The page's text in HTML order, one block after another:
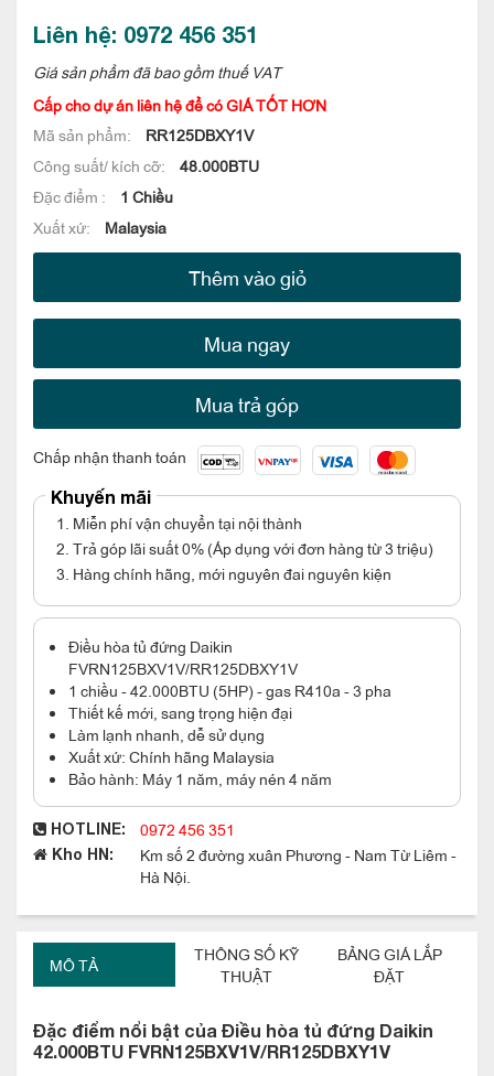
Liên hệ: 0972 456 351
Giá sản phẩm đã bao gồm thuế VAT
Cấp cho dự án liên hệ để có GIÁ TỐT HƠN
Mã sản phẩm:
RR125DBXY1V
Công suất/ kích cỡ:
48.000BTU
Đặc điểm :
1 Chiều
Xuất xứ:
Malaysia
Thêm vào giỏ
Mua ngay
Mua trả góp
Chấp nhận thanh toán
Khuyến mãi
1. Miễn phí vận chuyển tại nội thành
2. Trả góp lãi suất 0% (Áp dụng với đơn hàng từ 3 triệu)
3. Hàng chính hãng, mới nguyên đai nguyên kiện
Điều hòa tủ đứng Daikin
FVRN125BXV1V/RR125DBXY1V
1 chiều - 42.000BTU (5HP) - gas R410a - 3 pha
Thiết kế mới, sang trọng hiện đại
Làm lạnh nhanh, dễ sử dụng
Xuất xứ: Chính hãng Malaysia
Bảo hành: Máy 1 năm, máy nén 4 năm
HOTLINE: 0972 456 351
Kho HN:
Km số 2 đường xuân Phương - Nam Từ Liêm -
Hà Nội.
MÔ TẢ
THÔNG SỐ KỸ
THUẬT
BẢNG GIÁ LẮP
ĐẶT
Đặc điểm nổi bật của Điều hòa tủ đứng Daikin
42.000BTU FVRN125BXV1V/RR125DBXY1V